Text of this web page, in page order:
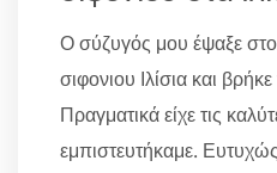
Ο σύζυγός μου έψαξε στο
σιφονιου Ιλίσια και
Πραγματικά είχε τις
εμπιστευτήκαμε.